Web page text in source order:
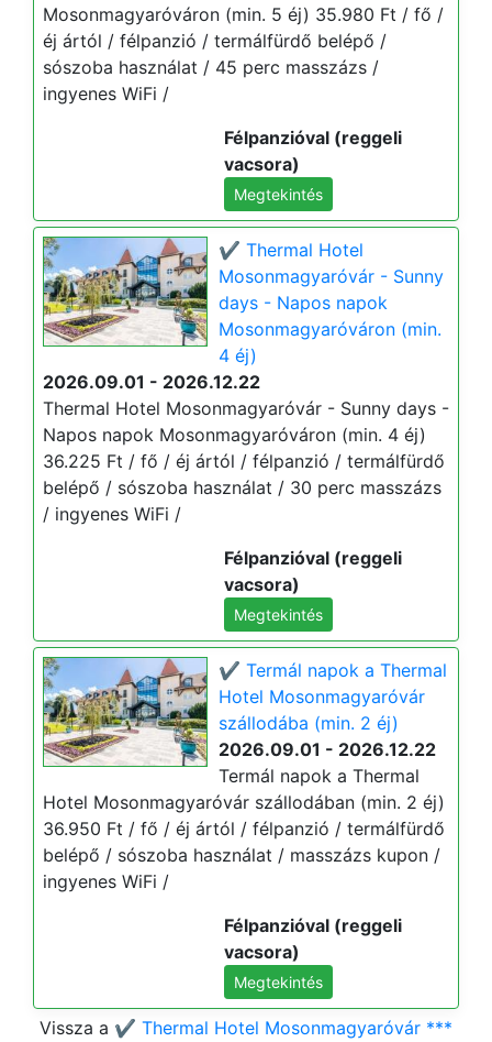
Mosonmagyaróváron (min. 5 éj) 35.980 Ft / fő /
éj ártól / félpanzió / termálfürdő belépő /
sószoba használat / 45 perc masszázs /
ingyenes WiFi /
Félpanzióval (reggeli
vacsora)
Megtekintés
✔️ Thermal Hotel
Mosonmagyaróvár - Sunny
days - Napos napok
Mosonmagyaróváron (min.
4 éj)
2026.09.01 - 2026.12.22
Thermal Hotel Mosonmagyaróvár - Sunny days -
Napos napok Mosonmagyaróváron (min. 4 éj)
36.225 Ft / fő / éj ártól / félpanzió / termálfürdő
belépő / sószoba használat / 30 perc masszázs
/ ingyenes WiFi /
Félpanzióval (reggeli
vacsora)
Megtekintés
✔️ Termál napok a Thermal
Hotel Mosonmagyaróvár
szállodába (min. 2 éj)
2026.09.01 - 2026.12.22
Termál napok a Thermal
Hotel Mosonmagyaróvár szállodában (min. 2 éj)
36.950 Ft / fő / éj ártól / félpanzió / termálfürdő
belépő / sószoba használat / masszázs kupon /
ingyenes WiFi /
Félpanzióval (reggeli
vacsora)
Megtekintés
Vissza a ✔️ Thermal Hotel Mosonmagyaróvár ***